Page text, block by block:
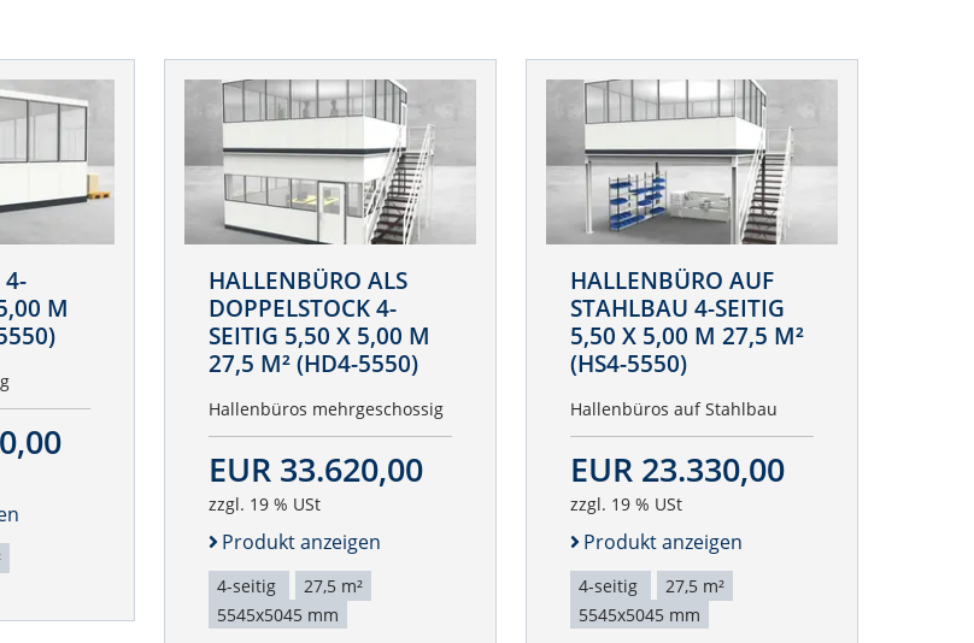
4-
M
HALLENBÜRO ALS
DOPPELSTOCK 4-
SEITIG 5,50 X 5,00 M
27,5 M² (HD4-5550)
Hallenbüros mehrgeschossig
EUR 33.620,00
zzgl. 19 % USt
Produkt anzeigen
4-seitig
27,5 m²
5545x5045 mm
HALLENBÜRO AUF
STAHLBAU 4-SEITIG
5,50 X 5,00 M 27,5 M²
(HS4-5550)
Hallenbüros auf Stahlbau
EUR 23.330,00
zzgl. 19 % USt
Produkt anzeigen
4-seitig
27,5 m²
5545x5045 mm